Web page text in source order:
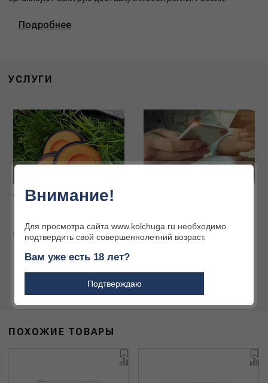
Подробнее
УСЛУГИ
Услуги наших партнёров
Подробнее
товаров для охоты и
активного отдыха
ПОХОЖИЕ ТОВАРЫ
Внимание!
Для просмотра сайта www.kolchuga.ru необходимо
подтвердить свой совершеннолетний возраст.
Вам уже есть 18 лет?
Подтверждаю